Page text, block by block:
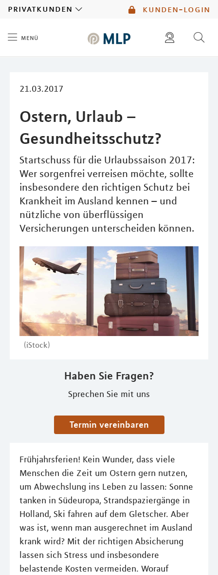
kunden-login
privatkunden
menü
21.03.2017
Ostern, Urlaub –
Gesundheitsschutz?
Startschuss für die Urlaubssaison 2017:
Wer sorgenfrei verreisen möchte, sollte
insbesondere den richtigen Schutz bei
Krankheit im Ausland kennen – und
nützliche von überflüssigen
Versicherungen unterscheiden können.
(iStock)
Haben Sie Fragen?
Sprechen Sie mit uns
Termin vereinbaren
Frühjahrsferien! Kein Wunder, dass viele
Menschen die Zeit um Ostern gern nutzen,
um Abwechslung ins Leben zu lassen: Sonne
tanken in Südeuropa, Strandspaziergänge in
Holland, Ski fahren auf dem Gletscher. Aber
was ist, wenn man ausgerechnet im Ausland
krank wird? Mit der richtigen Absicherung
lassen sich Stress und insbesondere
belastende Kosten vermeiden. Worauf